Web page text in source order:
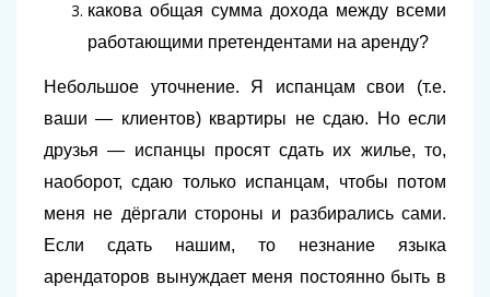
какова общая сумма дохода между всеми
работающими претендентами на аренду?
Небольшое уточнение. Я испанцам свои (т.е.
ваши — клиентов) квартиры не сдаю. Но если
друзья — испанцы просят сдать их жилье, то,
наоборот, сдаю только испанцам, чтобы потом
меня не дёргали стороны и разбирались сами.
Если сдать нашим, то незнание языка
арендаторов вынуждает меня постоянно быть в